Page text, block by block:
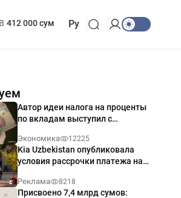
412 000 сум Ру
Автор идеи налога на проценты
по вкладам выступил с
Экономика 12225
Kia Uzbekistan опубликовала
условия рассрочки платежа на
годовых
Реклама 8218
Присвоено 7,4 млрд сумов: